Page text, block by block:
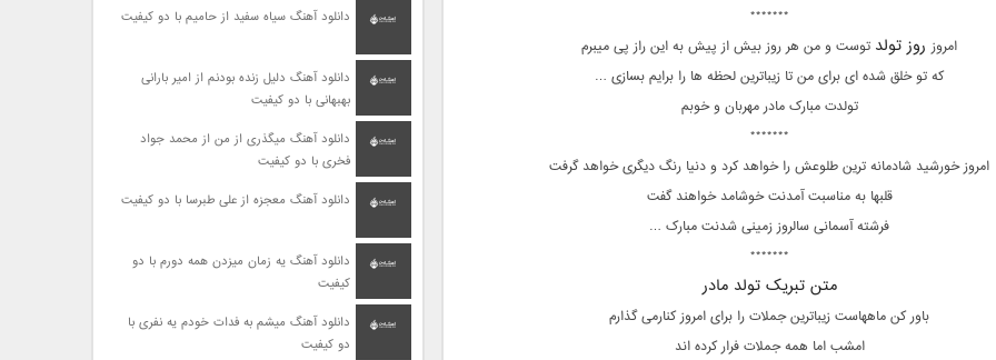
*******
امروزروز تولد توست و من هر روز بیش از پیش به این راز پی میبرم
که تو خلق شده ای برای من تا زیباترین لحظه ها را برایم بسازی …
تولدت مبارک مادر مهربان و خوبم
*******
امروز خورشید شادمانه‏ ترین طلوعش را خواهد کرد و دنیا رنگ دیگری خواهد گرفت
قلبها به مناسبت آمدنت خوشامد خواهند گفت
فرشته آسمانی سالروز زمینی شدنت مبارک …
*******
متن تبریک تولد مادر
باور کن ماههاست زیباترین جملات را برای امروز کنارمی گذارم
امشب اما همه جملات فرار کرده اند
دانلود آهنگ سیاه سفید از حامیم با دو کیفیت
دانلود آهنگ دلیل زنده بودنم از امیر بارانی
بهبهانی با دو کیفیت
دانلود آهنگ میگذری از من از محمد جواد
فخری با دو کیفیت
دانلود آهنگ معجزه از علی طبرسا با دو کیفیت
دانلود آهنگ یه زمان میزدن همه دورم با دو
کیفیت
دانلود آهنگ میشم به فدات خودم یه نفری با
دو کیفیت